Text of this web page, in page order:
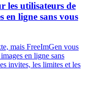
les utilisateurs de
en ligne sans vous
mais FreeImGen vous
en ligne sans
invites, les limites et les